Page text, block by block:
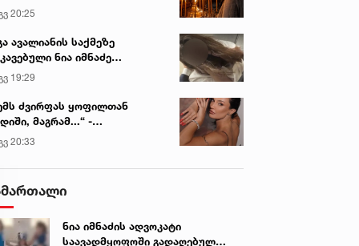
სურვილი სრულდება...“ -
ტაძარი შიდა
20:25
ავალიანის საქმეზე
ნია იმნაძე
გადაჰყავთ
19:29
ძვირფას ყოფილთან
მაგრამ...“ -
პაიჭაძის
აღიარება
20:33
ნია იმნაძის ადვოკატი
საავადმყოფოში გადაღებულ